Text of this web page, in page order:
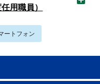
用職員）
ートフォン